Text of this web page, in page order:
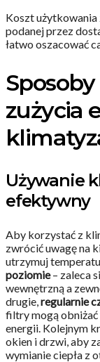
Koszt
podanej przez
łatwo oszacować
zużycia
Używanie
efektywny
Aby korzystać z
zwrócić uwagę na
utrzymuj
poziomie– zaleca
wewnętrzną a
drugie,regularnie
filtry mogą obniżać
energii. Kolejnym
okien i drzwi, aby
wymianie ciepła z